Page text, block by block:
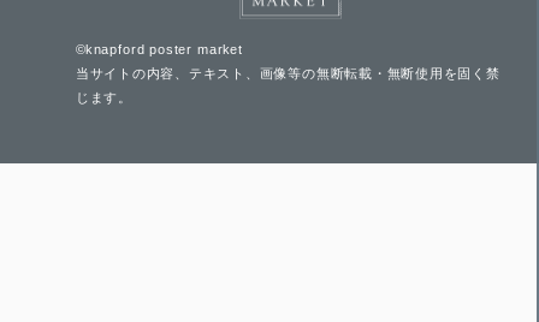
©knapford poster market
当サイトの内容、テキスト、画像等の無断転載・無断使用を固く禁
じます。